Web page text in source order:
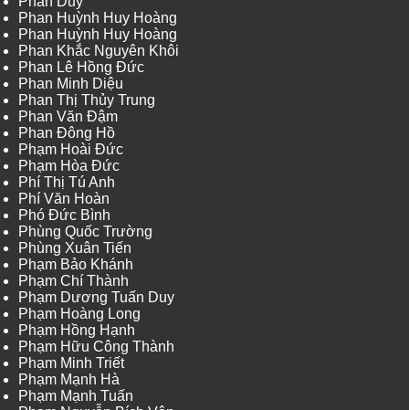
Phan Huỳnh Huy Hoàng
Phan Huỳnh Huy Hoàng
Phan Khắc Nguyên Khôi
Phan Lê Hồng Đức
Phan Minh Diệu
Phan Thị Thủy Trung
Phan Văn Đậm
Phan Đông Hồ
Phạm Hoài Đức
Phạm Hòa Đức
Phí Thị Tú Anh
Phí Văn Hoàn
Phó Đức Bình
Phùng Quốc Trường
Phùng Xuân Tiến
Phạm Bảo Khánh
Phạm Chí Thành
Phạm Dương Tuấn Duy
Phạm Hoàng Long
Phạm Hồng Hạnh
Phạm Hữu Công Thành
Phạm Minh Triết
Phạm Mạnh Hà
Phạm Mạnh Tuấn